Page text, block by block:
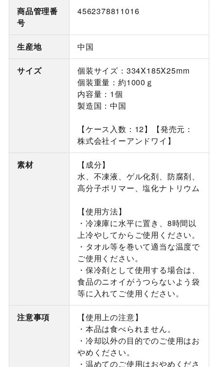
商品管理番
号
4562378811016
生産地 中国
サイズ
個装サイズ：334X185X25mm
個装重量：約1000ｇ
内容量：1個
製造国：中国
【ケース入数：12】【発売元：
株式会社イーアンドワイ】
素材
【成分】
水、不凍液、ゲル化剤、防腐剤、
高分子ポリマー、塩化ナトリウム
【使用方法】
・冷凍庫に水平に置き、8時間以
上冷やしてからご使用ください。
・タオル等を巻いて適当な温度で
ご使用ください。
・保冷剤として使用する場合は、
食品のニオイがうつらないよう袋
等に入れてご使用ください。
注意事項
【使用上の注意】
・本品は食べられません。
・冷却以外の目的でのご使用はお
やめください。
・温めてのご使用はおやめくださ